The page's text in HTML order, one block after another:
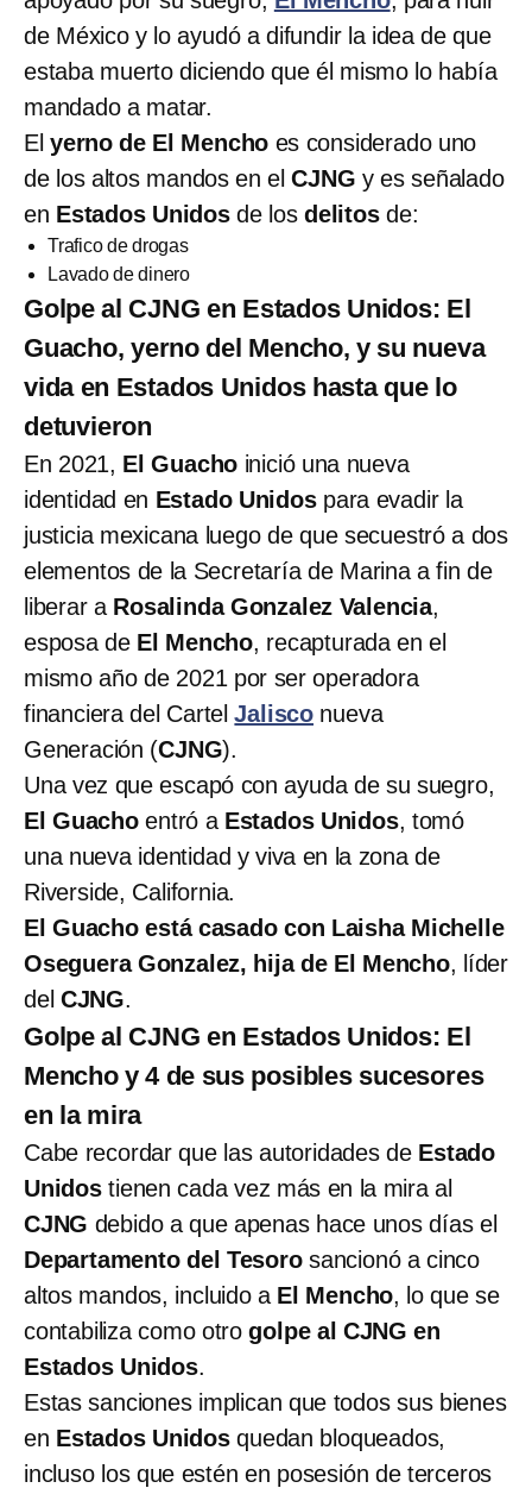
de México y lo ayudó a difundir la idea de que
estaba muerto diciendo que él mismo lo había
mandado a matar.
El yerno de El Mencho es considerado uno
de los altos mandos en elCJNG y es señalado
en Estados Unidosde losdelitosde:
Trafico de drogas
Lavado de dinero
Golpe al CJNG en Estados Unidos: El
Guacho, yerno del Mencho, y su nueva
vida en Estados Unidos hasta que lo
detuvieron
En 2021, El Guacho inició una nueva
identidad en Estado Unidos para evadir la
justicia mexicana luego de que secuestró a dos
elementos de la Secretaría de Marina a fin de
liberar a Rosalinda Gonzalez Valencia,
esposa de El Mencho, recapturada en el
mismo año de 2021 por ser operadora
financiera del CartelJalisco nueva
Generación (CJNG).
Una vez que escapó con ayuda de su suegro,
El Guachoentró a Estados Unidos, tomó
una nueva identidad y viva en la zona de
Riverside, California.
El Guacho está casado con Laisha Michelle
Oseguera Gonzalez, hija de El Mencho, líder
del CJNG.
Golpe al CJNG en Estados Unidos: El
Mencho y 4 de sus posibles sucesores
en la mira
Cabe recordar que las autoridades de Estado
Unidostienen cada vez más en la mira al
CJNG debido a que apenas hace unos días el
Departamento del Tesorosancionó a cinco
altos mandos, incluido a El Mencho, lo que se
contabiliza como otrogolpe al CJNG en
Estados Unidos.
Estas sanciones implican que todos sus bienes
en Estados Unidosquedan bloqueados,
incluso los que estén en posesión de terceros